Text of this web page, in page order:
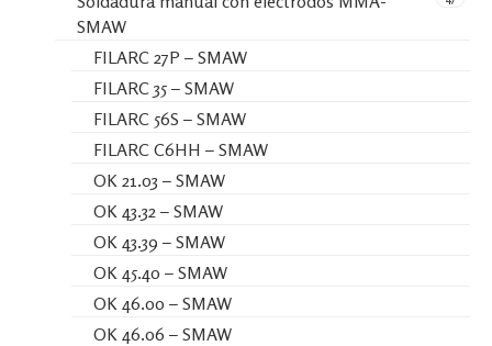
SMAW
FILARC 27P – SMAW
FILARC 35 – SMAW
FILARC 56S – SMAW
FILARC C6HH – SMAW
OK 21.03 – SMAW
OK 43.32 – SMAW
OK 43.39 – SMAW
OK 45.40 – SMAW
OK 46.00 – SMAW
OK 46.06 – SMAW